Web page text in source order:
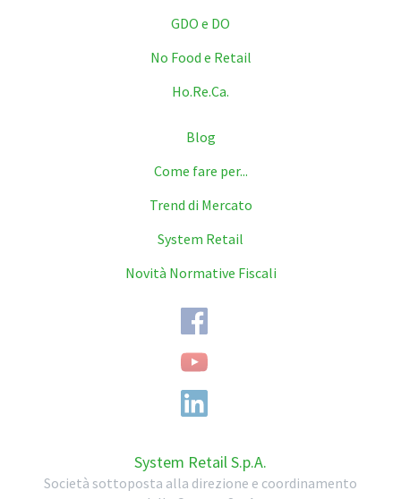
GDO e DO
No Food e Retail
Ho.Re.Ca.
Blog
Come fare per...
Trend di Mercato
System Retail
Novità Normative Fiscali
System Retail S.p.A.
Società sottoposta alla direzione e coordinamento